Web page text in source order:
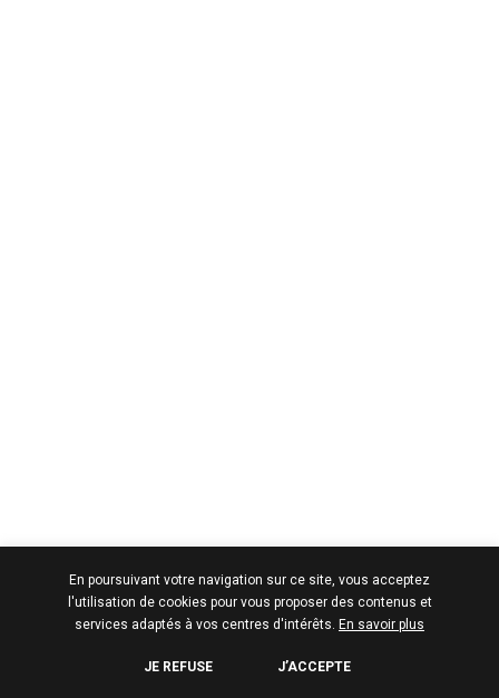
En poursuivant votre navigation sur ce site, vous acceptez
l'utilisation de cookies pour vous proposer des contenus et
services adaptés à vos centres d'intérêts. En savoir plus
JE REFUSE J’ACCEPTE